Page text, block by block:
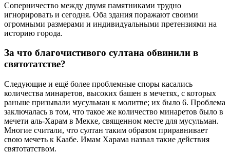
Соперничество между двумя памятниками трудно
игнорировать и сегодня. Оба здания поражают своими
огромными размерами и индивидуальными претензиями на
историю города.
За что благочистивого султана обвинили в
святотатстве?
Следующие и ещё более проблемные споры касались
количества минаретов, высоких башен в мечетях, с которых
раньше призывали мусульман к молитве; их было 6. Проблема
заключалась в том, что такое же количество минаретов было в
мечети аль-Харам в Мекке, священном месте для мусульман.
Многие считали, что султан таким образом приравнивает
свою мечеть к Каабе. Имам Харама назвал такие действия
святотатством.